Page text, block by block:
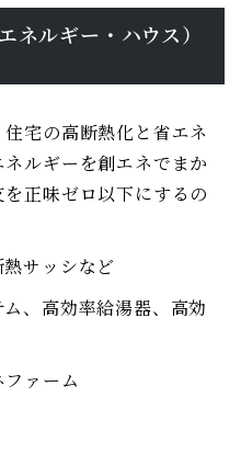
ルギー・ハウス）
宅の高断熱化と省エネ
ルギーを創エネでまか
正味ゼロ以下にするの
サッシなど
、高効率給湯器、高効
ァーム